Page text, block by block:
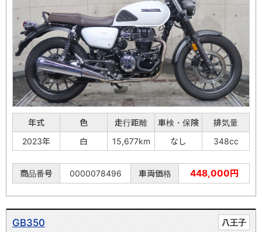
年式 色 走行距離 車検・保険
排気量
2023年
白 15,677km なし 348cc
商品番号 0000078496 車両価格 448,000円
八王子
GB350